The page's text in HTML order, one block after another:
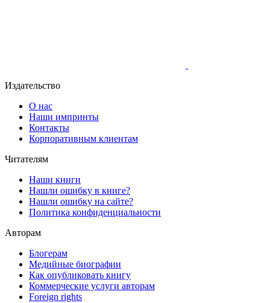
Издательство
О нас
Наши импринты
Контакты
Корпоративным клиентам
Читателям
Наши книги
Нашли ошибку в книге?
Нашли ошибку на сайте?
Политика конфиденциальности
Авторам
Блогерам
Медийные биографии
Как опубликовать книгу
Коммерческие услуги авторам
Foreign rights